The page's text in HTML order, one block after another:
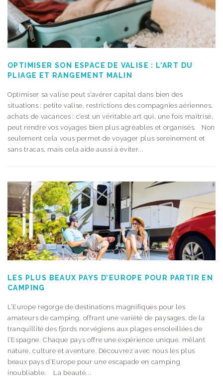
OPTIMISER SON ESPACE DE VALISE : L’ART DU
PLIAGE ET RANGEMENT MALIN
Optimiser sa valise peut s’avérer capital dans bien des
situations : petite valise, restrictions des compagnies aériennes,
achats de vacances : c’est un véritable art qui, une fois maîtrisé,
peut rendre vos voyages bien plus agréables et organisés. Non
seulement cela vous permet de voyager plus sereinement et
sans tracas, mais cela aide aussi à éviter...
LES PLUS BEAUX PAYS D’EUROPE POUR PARTIR EN
CAMPING
L’Europe regorge de destinations magnifiques pour les
amateurs de camping, offrant une variété de paysages, de la
tranquillité des fjords norvégiens aux plages ensoleillées de
l’Espagne. Chaque pays offre une expérience unique, mêlant
nature, culture et aventure. Découvrez avec nous les plus
beaux pays d’Europe pour une escapade en camping
inoubliable. La beauté...